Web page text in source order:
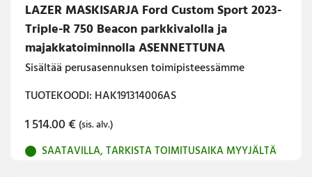
LAZER MASKISARJA Ford Custom Sport 2023-
Triple-R 750 Beacon parkkivalolla ja
majakkatoiminnolla ASENNETTUNA
Sisältää perusasennuksen toimipisteessämme
TUOTEKOODI: HAK191314006AS
1 514.00€ (sis. alv.)
SAATAVILLA, TARKISTA TOIMITUSAIKA MYYJÄLTÄ